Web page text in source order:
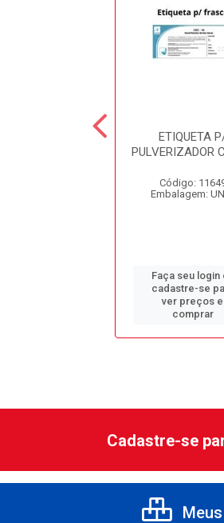
ETIQUETA
PULVERIZADOR
Código:
Embalagem:
Faça seu login
cadastre-se
ver preços e
comprar
Cadastre-se